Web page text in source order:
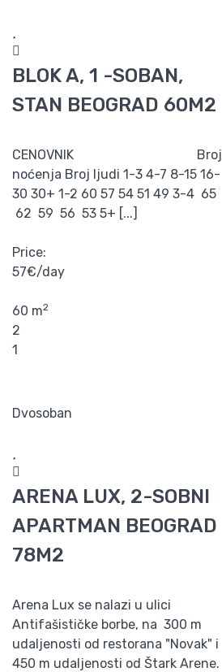
BLOK A, 1 -SOBAN,
STAN BEOGRAD 60M2
CENOVNIK Broj
noćenja Broj ljudi 1-3 4-7 8-15 16-
30 30+ 1-2 60 57 54 51 49 3-4 65
62 59 56 53 5+ [...]
Price:
57€/day
60 m2
2
1
Dvosoban
ARENA LUX, 2-SOBNI
APARTMAN BEOGRAD
78M2
Arena Lux se nalazi u ulici
Antifašističke borbe, na 300 m
udaljenosti od restorana "Novak" i
450 m udaljenosti od Štark Arene.